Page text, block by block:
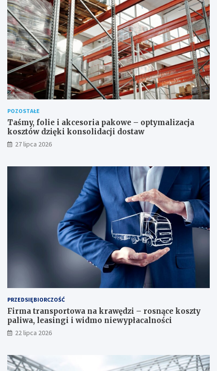
POZOSTAŁE
Taśmy, folie i akcesoria pakowe – optymalizacja
kosztów dzięki konsolidacji dostaw
27 lipca 2026
PRZEDSIĘBIORCZOŚĆ
Firma transportowa na krawędzi – rosnące koszty
paliwa, leasingi i widmo niewypłacalności
22 lipca 2026